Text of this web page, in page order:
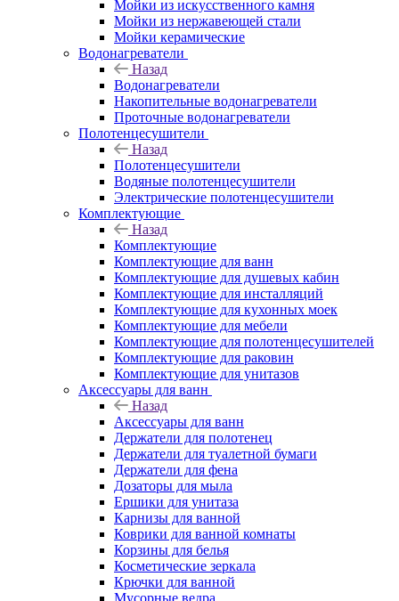
Мойки из искусственного камня
Мойки из нержавеющей стали
Мойки керамические
Водонагреватели
Назад
Водонагреватели
Накопительные водонагреватели
Проточные водонагреватели
Полотенцесушители
Назад
Полотенцесушители
Водяные полотенцесушители
Электрические полотенцесушители
Комплектующие
Назад
Комплектующие
Комплектующие для ванн
Комплектующие для душевых кабин
Комплектующие для инсталляций
Комплектующие для кухонных моек
Комплектующие для мебели
Комплектующие для полотенцесушителей
Комплектующие для раковин
Комплектующие для унитазов
Аксессуары для ванн
Назад
Аксессуары для ванн
Держатели для полотенец
Держатели для туалетной бумаги
Держатели для фена
Дозаторы для мыла
Ершики для унитаза
Карнизы для ванной
Коврики для ванной комнаты
Корзины для белья
Косметические зеркала
Крючки для ванной
Мусорные ведра